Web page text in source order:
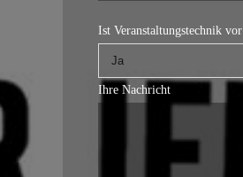
Ist Veranstaltungstechnik
Ihre Nachricht